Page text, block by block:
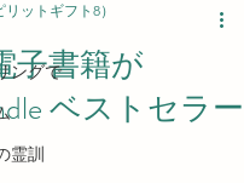
ングで
霊訓
子書籍が
ベストセラー
ットギフト8）